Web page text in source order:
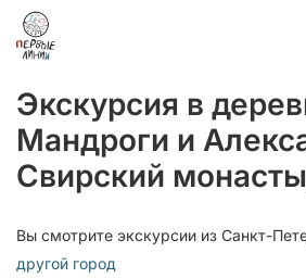
Экскурсия в
Мандроги и
Свирский
Вы смотрите экскурсии из Санкт-
другой город